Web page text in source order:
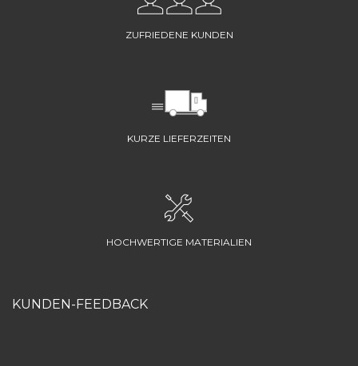
ZUFRIEDENE KUNDEN
KURZE LIEFERZEITEN
HOCHWERTIGE MATERIALIEN
KUNDEN-FEEDBACK